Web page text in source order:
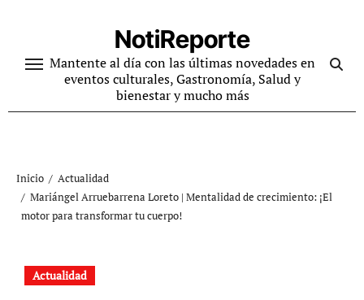
contenido
NotiReporte
Mantente al día con las últimas novedades en
eventos culturales, Gastronomía, Salud y
bienestar y mucho más
Inicio
Actualidad
Mariángel Arruebarrena Loreto | Mentalidad de crecimiento: ¡El
motor para transformar tu cuerpo!
Actualidad